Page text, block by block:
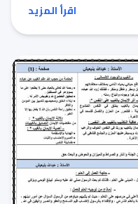
اقرأ المزيد